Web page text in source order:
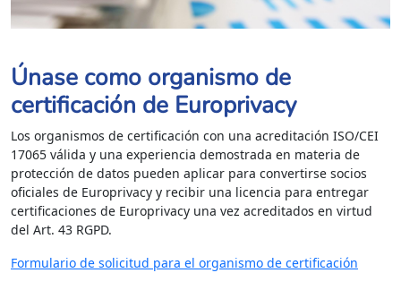
Únase como organismo de
certificación de Europrivacy
Los organismos de certificación con una acreditación ISO/CEI
17065 válida y una experiencia demostrada en materia de
protección de datos pueden aplicar para convertirse socios
oficiales de Europrivacy y recibir una licencia para entregar
certificaciones de Europrivacy una vez acreditados en virtud
del Art. 43 RGPD.
Formulario de solicitud para el organismo de certificación